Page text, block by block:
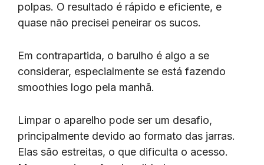
polpas. O resultado é rápido e eficiente, e
quase não precisei peneirar os sucos.
Em contrapartida, o barulho é algo a se
considerar, especialmente se está fazendo
smoothies logo pela manhã.
Limpar o aparelho pode ser um desafio,
principalmente devido ao formato das jarras.
Elas são estreitas, o que dificulta o acesso.